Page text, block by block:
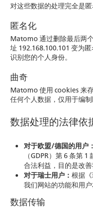
对这些数据的处理完全是
匿名化
Matomo 通过删除最后两
址 192.168.100.101 变为
识别您的个人身份。
曲奇
Matomo 使用 cookies 来
任何个人数据，仅用于编制
数据处理的法律依
对于欧盟/德国的用户：
（GDPR）第 6 条第
合法利益，目的是改
对于瑞士用户： 根据
我们网站的功能和用户
数据传输